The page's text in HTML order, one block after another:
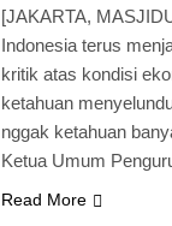
[JAKARTA,
Indonesia terus
kritik atas kondisi
ketahuan
nggak ketahuan
Ketua Umum
Read More